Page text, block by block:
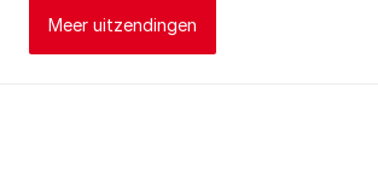
Meer uitzendingen